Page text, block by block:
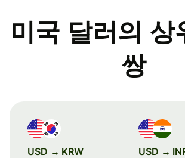
미국 달러의 상
쌍
USD → KRW USD →